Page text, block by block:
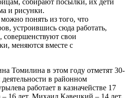
и рисунки.
понять из того, что
устроившись сюда работать,
совершенствуют свои
меняются вместе с
Томилина в этом году отметят 30-
в районном
работает в казначействе 17
16 лет, Михаил Кавецкий – 14 лет,